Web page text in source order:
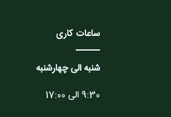
ساعات کاری
شنبه الی چهارشنبه
9:30 الی 17:00